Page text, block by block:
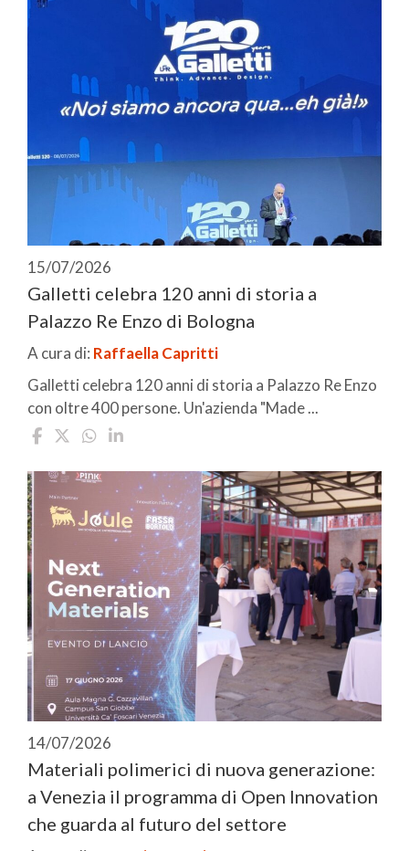
15/07/2026
Galletti celebra 120 anni di storia a
Palazzo Re Enzo di Bologna
A cura di: Raffaella Capritti
Galletti celebra 120 anni di storia a Palazzo Re Enzo
con oltre 400 persone. Un'azienda "Made ...
14/07/2026
Materiali polimerici di nuova generazione:
a Venezia il programma di Open Innovation
che guarda al futuro del settore